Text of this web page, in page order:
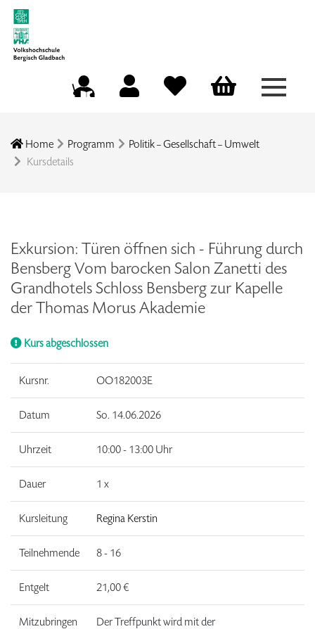
Menü
Home Programm
Politik – Gesellschaft – Umwelt
Kursdetails
Exkursion: Türen öffnen sich - Führung durch
Bensberg Vom barocken Salon Zanetti des
Grandhotels Schloss Bensberg zur Kapelle
der Thomas Morus Akademie
Kurs abgeschlossen
Kursnr. OO182003E
Datum So. 14.06.2026
Uhrzeit 10:00 - 13:00 Uhr
Dauer 1 x
Kursleitung Regina Kerstin
Teilnehmende 8 - 16
Entgelt 21,00 €
Mitzubringen
Der Treffpunkt wird mit der